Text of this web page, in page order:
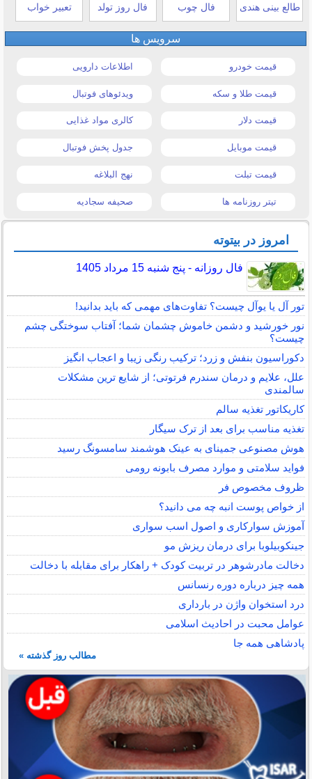
طالع بینی هندی فال چوب فال روز تولد تعبیر خواب
سرویس ها
قیمت خودرو اطلاعات دارویی
قیمت طلا و سکه ویدئوهای فوتبال
قیمت دلار کالری مواد غذایی
قیمت موبایل جدول پخش فوتبال
قیمت تبلت نهج البلاغه
تیتر روزنامه ها صحیفه سجادیه
امروز در بیتوته
فال روزانه - پنج شنبه 15 مرداد 1405
تور آل یا یوآل چیست؟ تفاوت‌های مهمی که باید بدانید!
نور خورشید و دشمن خاموش چشمان شما؛ آفتاب سوختگی چشم
چیست؟
دکوراسیون بنفش و زرد؛ ترکیب رنگی زیبا و اعجاب انگیز
علل، علایم و درمان سندرم فرتوتی؛ از شایع ترین مشکلات
سالمندی
کاریکاتور تغذیه سالم
تغذیه مناسب برای بعد از ترک سیگار
هوش مصنوعی جمینای به عینک هوشمند سامسونگ رسید
فواید سلامتی و موارد مصرف بابونه رومی
ظروف مخصوص فر
از خواص پوست انبه چه می دانید؟
آموزش سوارکاری و اصول اسب سواری
جینکوبیلوبا برای درمان ریزش مو
دخالت مادرشوهر در تربیت کودک + راهکار برای مقابله با دخالت
همه چیز درباره دوره رنسانس
درد استخوان واژن در بارداری
عوامل محبت در احادیث اسلامى
پادشاهی همه جا
مطالب روز گذشته »